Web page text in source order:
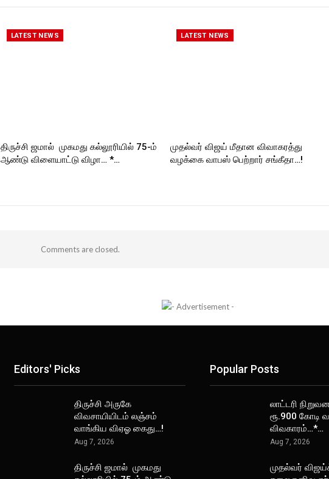
LATEST NEWS
திருச்சி ஜமால் முகமது கல்லூரியில் 75-ம்
ஆண்டு விளையாட்டு விழா… *…
LATEST NEWS
முதல்வர் விஜய் மீதான விவாகரத்து
வழக்கை வாபஸ் பெற்றார் சங்கீதா…!
Comments are closed.
Editors' Picks
திருச்சி அருகே
விவசாயியிடம் லஞ்சம்
வாங்கிய விஏஓ கைது…!
Aug 7, 2026
திருச்சி ஜமால் முகமது
Popular Posts
லாட்டரி
ரூ.900 கோடி
விவகாரம்…*…
Aug 7, 2026
முதல்வர்